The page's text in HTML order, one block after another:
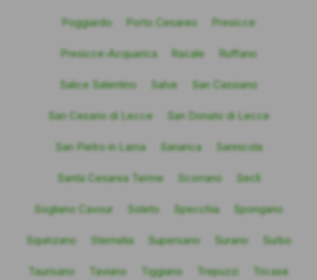
Poggiardo Porto Cesareo Presicce
Presicce-Acquarica Racale Ruffano
Salice Salentino Salve San Cassiano
San Cesario di Lecce San Donato di Lecce
San Pietro in Lama Sanarica Sannicola
Santa Cesarea Terme Scorrano Seclì
Sogliano Cavour Soleto Specchia Spongano
Squinzano Sternatia Supersano Surano Surbo
Taurisano Taviano Tiggiano Trepuzzi Tricase